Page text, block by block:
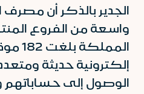
الجدير بالذكر أن
واسعة من الفروع
إلكترونية حديثة
الوصول إلى حساباتهم